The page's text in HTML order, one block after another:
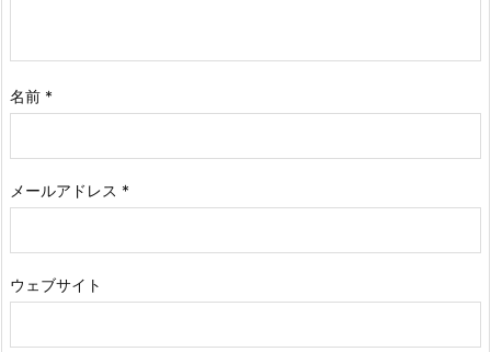
名前 *
メールアドレス *
ウェブサイト